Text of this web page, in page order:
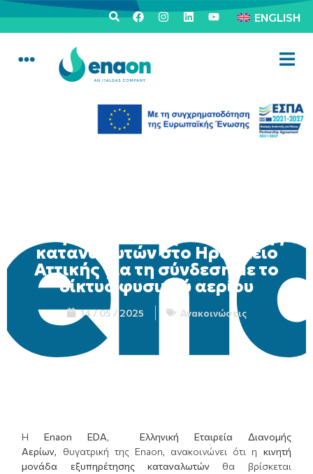
ENGLISH
καταναλωτών στο Ηράκλειο
Αττικής για τη σύνδεση με το
δίκτυο φυσικού αερίου
14 / 05 / 2025 Ανακοινώσεις
ΗEnaon EDA, Ελληνική Εταιρεία Διανομής
Αερίων, θυγατρική της Enaon, ανακοινώνει ότι η κινητή
μονάδα εξυπηρέτησης καταναλωτών θα βρίσκεται